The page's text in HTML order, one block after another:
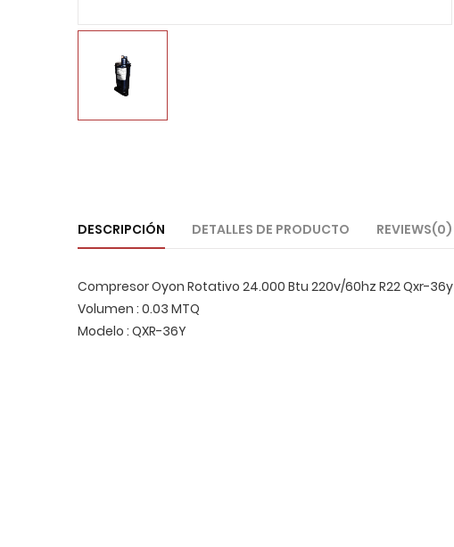
DESCRIPCIÓN DETALLES DE PRODUCTO REVIEWS(0)
Compresor Oyon Rotativo 24.000 Btu 220v/60hz R22 Qxr-36y
Volumen : 0.03 MTQ
Modelo : QXR-36Y